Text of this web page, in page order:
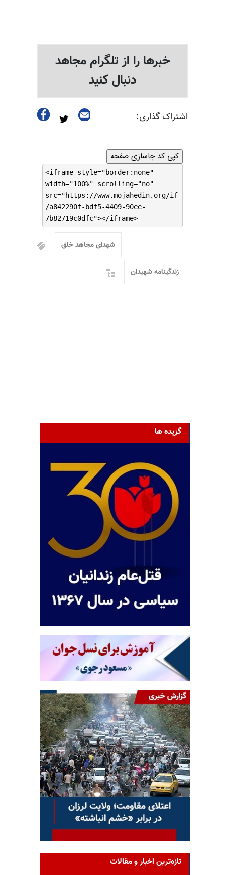
خبرها را از تلگرام مجاهد
دنبال کنید
اشتراک گذاری:
کپی کد جاسازی صفحه
<iframe style="border:none"
width="100%" scrolling="no"
src="https://www.mojahedin.org/if
/a842290f-bdf5-4409-90ee-
7b82719c0dfc"></iframe>
شهدای مجاهد خلق
زندگینامه شهیدان
گزیده ها
تازه‌ترین اخبار و مقالات